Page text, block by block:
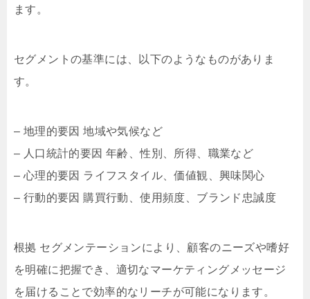
ます。
セグメントの基準には、以下のようなものがありま
す。
– 地理的要因 地域や気候など
– 人口統計的要因 年齢、性別、所得、職業など
– 心理的要因 ライフスタイル、価値観、興味関心
– 行動的要因 購買行動、使用頻度、ブランド忠誠度
根拠 セグメンテーションにより、顧客のニーズや嗜好
を明確に把握でき、適切なマーケティングメッセージ
を届けることで効率的なリーチが可能になります。